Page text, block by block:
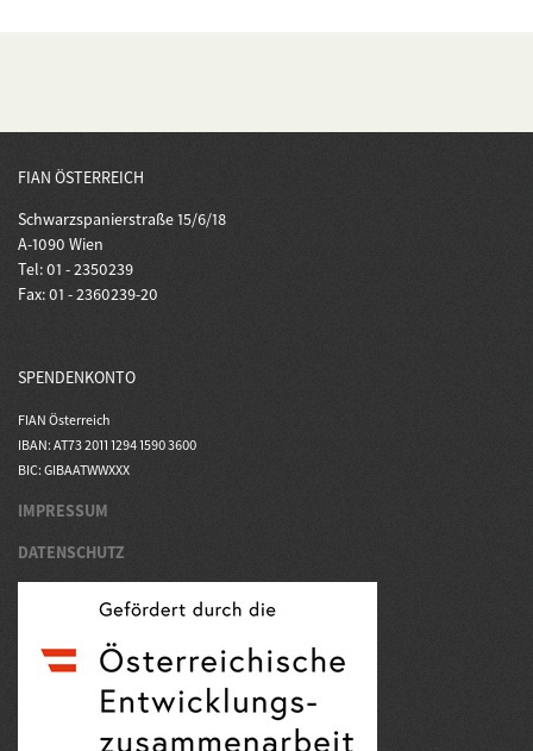
FIAN ÖSTERREICH
Schwarzspanierstraße 15/6/18
A-1090 Wien
Tel: 01 - 2350239
Fax: 01 - 2360239-20
SPENDENKONTO
FIAN Österreich
IBAN: AT73 2011 1294 1590 3600
BIC: GIBAATWWXXX
IMPRESSUM
DATENSCHUTZ